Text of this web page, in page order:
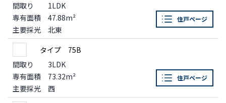
間取り
1LDK
専有面積
47.88m²
主要採光
北東
住戸ページ
タイプ 75B
間取り
3LDK
専有面積
73.32m²
主要採光
西
住戸ページ